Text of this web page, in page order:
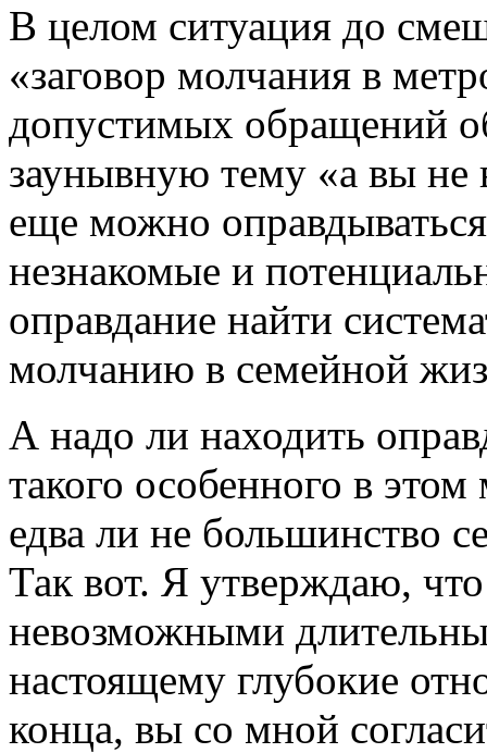
В целом ситуация до
«заговор молчания в
допустимых обращений
заунывную тему «а вы не
еще можно
незнакомые и
оправдание найти
молчанию в семейной
А надо ли находить
такого особенного в
едва ли не большинство
Так вот. Я утверждаю,
невозможными
настоящему глубокие
конца, вы со мной